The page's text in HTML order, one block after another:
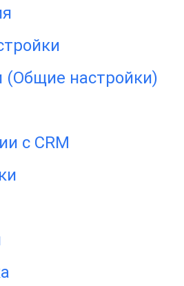
(Общие настройки)
с CRM